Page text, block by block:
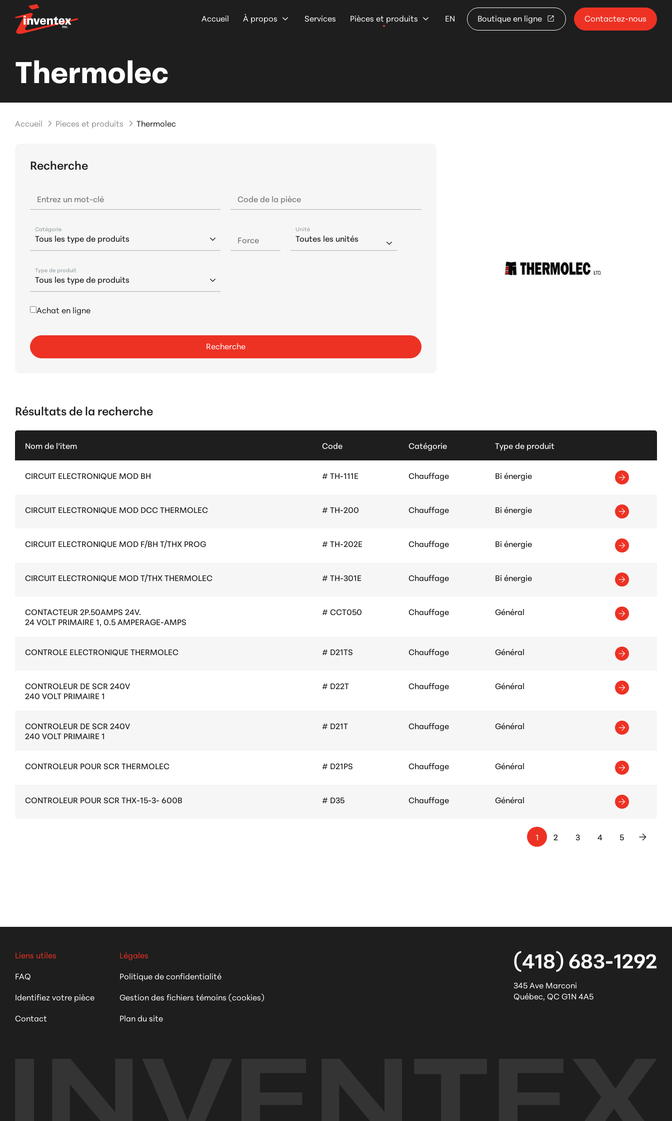
Accueil À propos Services Pièces et produits EN Boutique en ligne Contactez-nous
Thermolec
Accueil Pieces et produits Thermolec
Recherche
Entrez un mot-clé Code de la pièce
Catégorie
Force
Unité
Type de produit
Achat en ligne
Recherche
Résultats de la recherche
Nom de l’item Code Catégorie Type de produit
CIRCUIT ELECTRONIQUE MOD BH # TH-111E Chauffage Bi énergie
CIRCUIT ELECTRONIQUE MOD DCC THERMOLEC # TH-200 Chauffage Bi énergie
CIRCUIT ELECTRONIQUE MOD F/BH T/THX PROG # TH-202E Chauffage Bi énergie
CIRCUIT ELECTRONIQUE MOD T/THX THERMOLEC # TH-301E Chauffage Bi énergie
CONTACTEUR 2P.50AMPS 24V.
24 VOLT PRIMAIRE 1, 0.5 AMPERAGE-AMPS
# CCT050 Chauffage Général
CONTROLE ELECTRONIQUE THERMOLEC # D21TS Chauffage Général
CONTROLEUR DE SCR 240V
240 VOLT PRIMAIRE 1
# D22T Chauffage Général
CONTROLEUR DE SCR 240V
240 VOLT PRIMAIRE 1
# D21T Chauffage Général
CONTROLEUR POUR SCR THERMOLEC # D21PS Chauffage Général
CONTROLEUR POUR SCR THX-15-3- 600B # D35 Chauffage Général
1 2 3 4 5 >
(418) 683-1292
345 Ave Marconi
Québec QCG1N 4A5
Liens utiles
FAQ
Identifiez votre pièce
Contact
Légales
Politique de confidentialité
Gestion des fichiers témoins (cookies)
Plan du site